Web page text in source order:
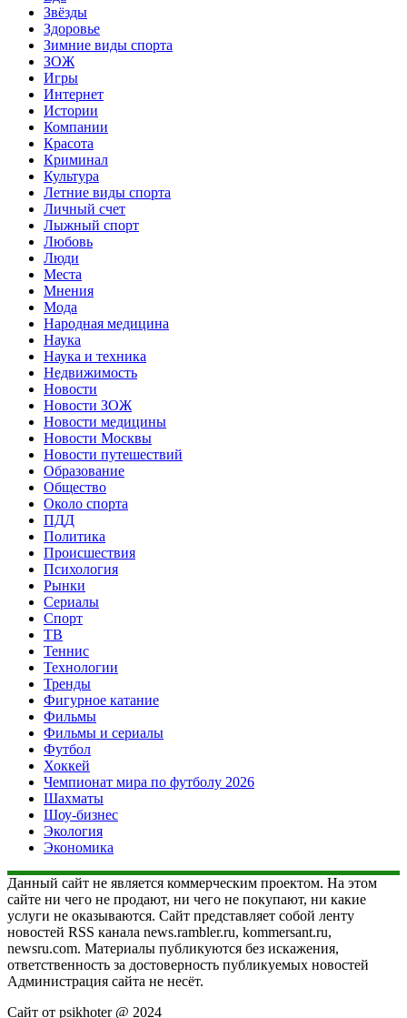
Звёзды
Здоровье
Зимние виды спорта
ЗОЖ
Игры
Интернет
Истории
Компании
Красота
Криминал
Культура
Летние виды спорта
Личный счет
Лыжный спорт
Любовь
Люди
Места
Мнения
Мода
Народная медицина
Наука
Наука и техника
Недвижимость
Новости
Новости ЗОЖ
Новости медицины
Новости Москвы
Новости путешествий
Образование
Общество
Около спорта
ПДД
Политика
Происшествия
Психология
Рынки
Сериалы
Спорт
ТВ
Теннис
Технологии
Тренды
Фигурное катание
Фильмы
Фильмы и сериалы
Футбол
Хоккей
Чемпионат мира по футболу 2026
Шахматы
Шоу-бизнес
Экология
Экономика
Данный сайт не является коммерческим проектом. На этом
сайте ни чего не продают, ни чего не покупают, ни какие
услуги не оказываются. Сайт представляет собой ленту
новостей RSS канала news.rambler.ru, kommersant.ru,
newsru.com. Материалы публикуются без искажения,
ответственность за достоверность публикуемых новостей
Администрация сайта не несёт.
Сайт от psikhoter @ 2024